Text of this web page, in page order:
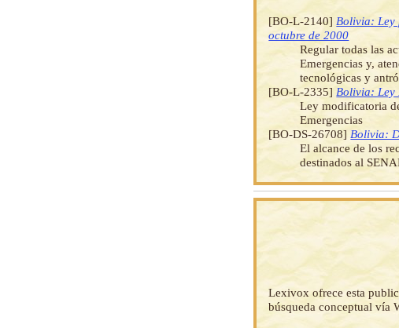
[BO-L-2140] Bolivia: Ley
octubre de 2000
Regular todas las
Emergencias y,
tecnológicas y
[BO-L-2335] Bolivia: Ley
Ley modificatoria
Emergencias
[BO-DS-26708] Bolivia:
El alcance de los
destinados al
Lexivox ofrece esta
búsqueda conceptual vía